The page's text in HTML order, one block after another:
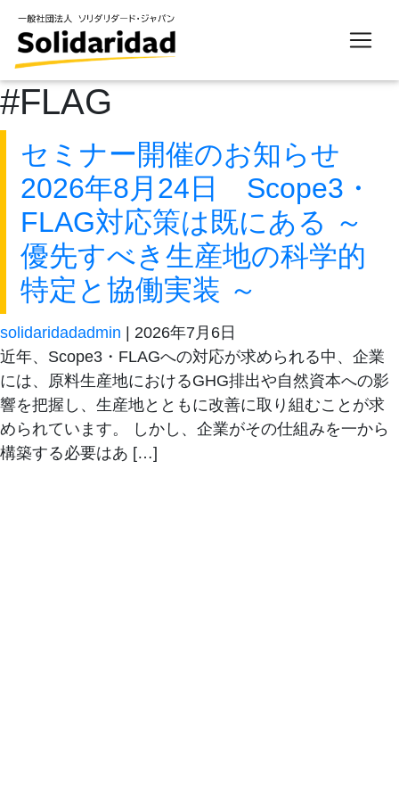
#FLAG
セミナー開催のお知らせ
2026年8月24日 Scope3・
FLAG対応策は既にある ～
優先すべき生産地の科学的
特定と協働実装 ～
solidaridadadmin
2026年7月6日
近年、Scope3・FLAGへの対応が求められる中、企業
には、原料生産地におけるGHG排出や自然資本への影
響を把握し、生産地とともに改善に取り組むことが求
められています。 しかし、企業がその仕組みを一から
構築する必要はあ […]